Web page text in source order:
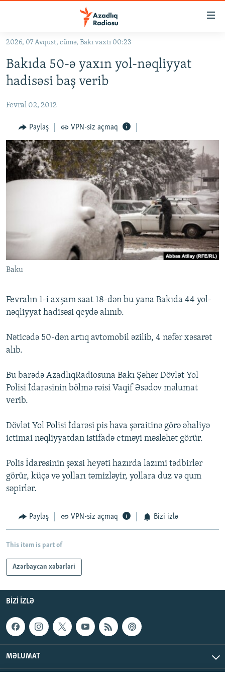
Əsas
qayıt
Əsas
qayıt
KORRUPSIOMETR
#ƏSLINDƏ
FƏRQƏ BAX
QANUNI DOĞRU
ARAŞDIRMA
MULTIMEDIA
İNFOQRAFIKA
AZƏRBAYCAN ƏDƏBIYYATI KITABXANASI
İSLAM VƏ DEMOKRATIYA
İZ - MƏDƏNIYYƏT PROQRAMI
MISSIYAMIZ
PEŞƏ ETIKASI VƏ JURNALISTIKA STANDARTLARIMIZ
MATERIALLARIMIZDAN ISTIFADƏ
BIZIMLƏ ƏLAQƏ
BIZI IZLƏ
2026, 07 Avqust, cümə, Bakı vaxtı 00:23
Bakıda 50-ə yaxın yol-nəqliyyat
hadisəsi baş verib
Fevral 02, 2012
Paylaş VPN-siz açmaq
Baku
Fevralın 1-i axşam saat 18-dən bu yana Bakıda 44 yol-
nəqliyyat hadisəsi qeydə alınıb.
Nəticədə 50-dən artıq avtomobil əzilib, 4 nəfər xəsarət
alıb.
Bu barədə AzadlıqRadiosuna Bakı Şəhər Dövlət Yol
Polisi İdarəsinin bölmə rəisi Vaqif Əsədov məlumat
verib.
Dövlət Yol Polisi İdarəsi pis hava şəraitinə görə əhaliyə
ictimai nəqliyyatdan istifadə etməyi məsləhət görür.
Polis İdarəsinin şəxsi heyəti hazırda lazımi tədbirlər
görür, küçə və yolları təmizləyir, yollara duz və qum
səpirlər.
Paylaş VPN-siz açmaq Bizi izlə
This item is part of
Azərbaycan xəbərləri
BIZI IZLƏ
MƏLUMAT